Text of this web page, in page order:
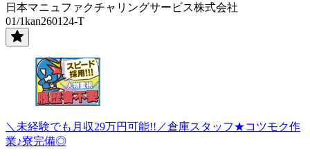
日本マニュファクチャリングサービス株式会社
01/1kan260124-T
＼未経験でも月収29万円可能!!／倉庫スタッフ★コツモク作
業♪寮完備◎